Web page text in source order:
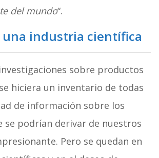
del mundo“.
una industria científica
sobre productos
hiciera un inventario de todas
de información sobre los
se podrían derivar de nuestros
Pero se quedan en